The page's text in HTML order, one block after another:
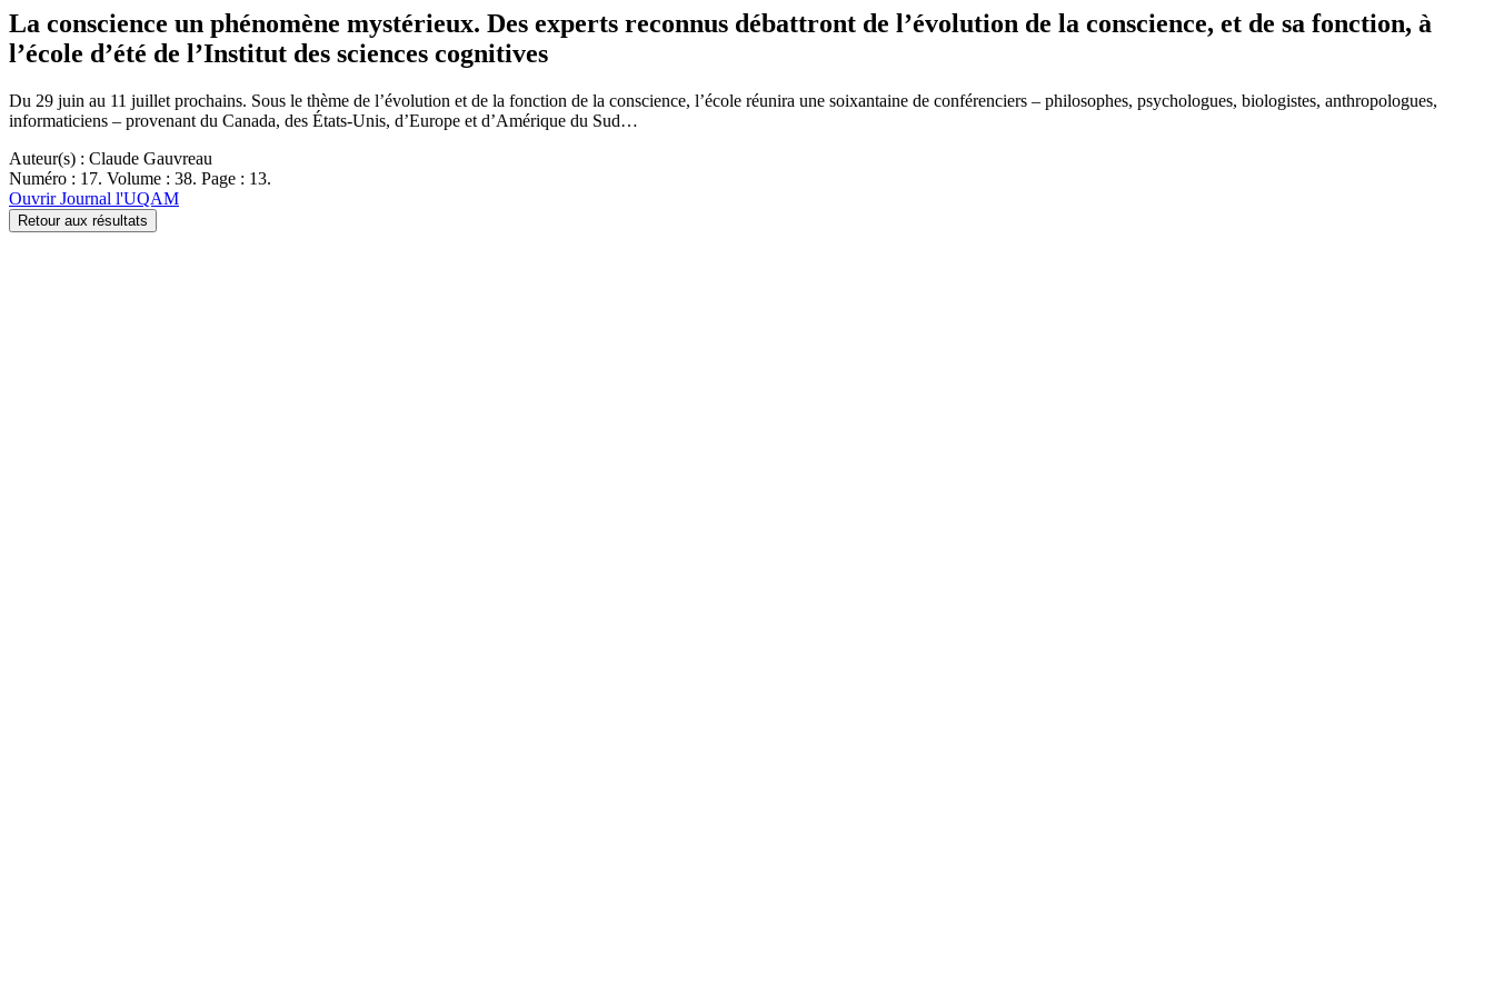
La conscience un phénomène mystérieux. Des experts reconnus débattront de l’évolution de la conscience, et de sa fonction, à
l’école d’été de l’Institut des sciences cognitives
Du 29 juin au 11 juillet prochains. Sous le thème de l’évolution et de la fonction de la conscience, l’école réunira une soixantaine de conférenciers – philosophes, psychologues, biologistes, anthropologues,
informaticiens – provenant du Canada, des États-Unis, d’Europe et d’Amérique du Sud…
Auteur(s) : Claude Gauvreau
Numéro : 17. Volume : 38. Page : 13.
Ouvrir Journal l'UQAM
Retour aux résultats